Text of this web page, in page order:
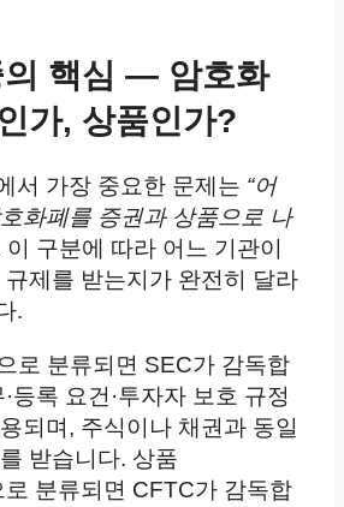
핵심 — 암호화
가, 상품인가?
서 가장 중요한 문제는 “어
화폐를 증권과 상품으로 나
구분에 따라 어느 기관이
제를 받는지가 완전히 달라
.
로 분류되면 SEC가 감독합
등록 요건·투자자 보호 규정
되며, 주식이나 채권과 동일
받습니다. 상품
분류되면 CFTC가 감독합